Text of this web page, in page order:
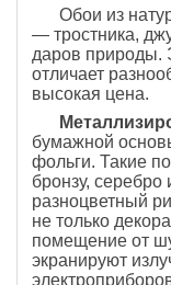
Обои из
— тростника,
даров природы.
отличает
высокая цена.
бумажной
фольги. Такие
бронзу,
разноцветный
не только
помещение от
экранируют